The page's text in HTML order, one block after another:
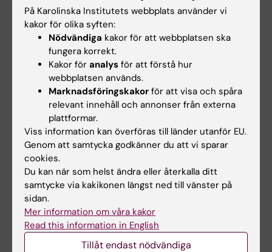
Lena Marie Petersson
Examinator
Telefon:
+46852483795
E-post:
lena-marie.petersson@ki.se
Studievägledare
Telefon:
+46852488059
E-post:
paivi.vejby@ki.se
På Karolinska Institutets webbplats använder vi
kakor för olika syften:
Nödvändiga kakor för att webbplatsen ska
fungera korrekt.
Kakor för analys för att förstå hur
webbplatsen används.
Marknadsföringskakor för att visa och spåra
relevant innehåll och annonser från externa
plattformar.
Viss information kan överföras till länder utanför EU.
Genom att samtycka godkänner du att vi sparar
cookies.
Du kan när som helst ändra eller återkalla ditt
samtycke via kakikonen längst ned till vänster på
sidan.
Mer information om våra kakor
Read this information in English
Tillåt endast nödvändiga